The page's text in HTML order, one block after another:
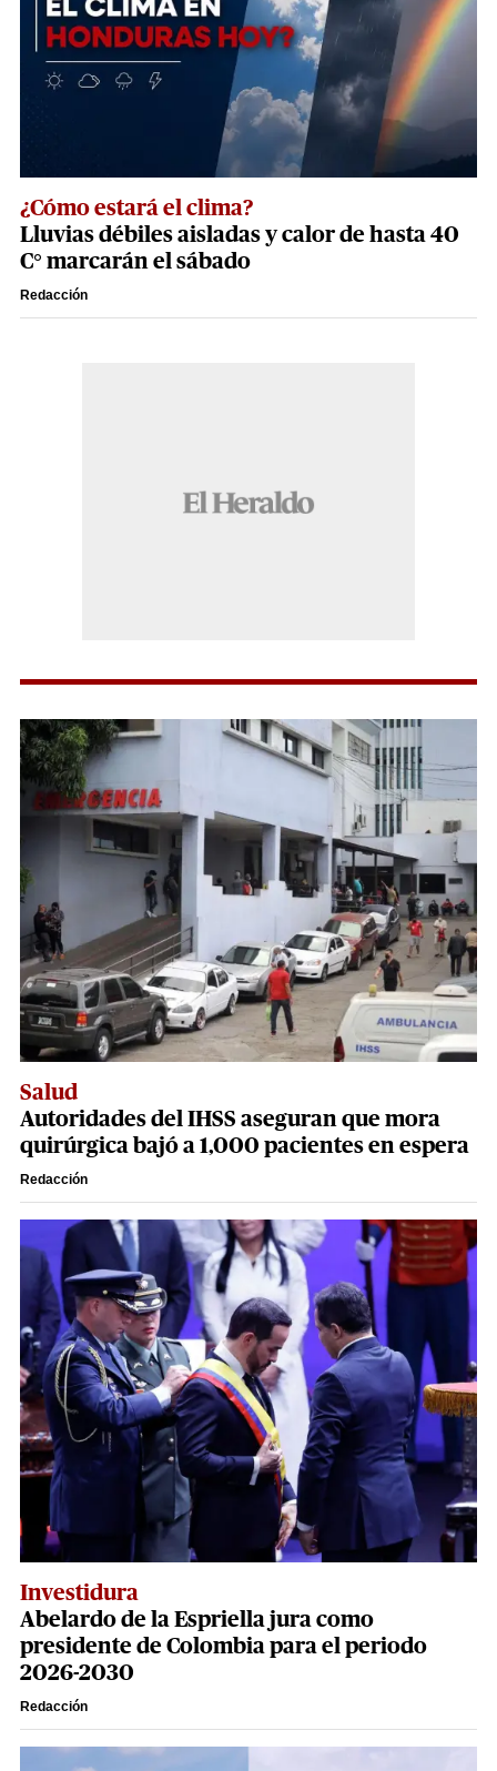
¿Cómo estará el clima?
Lluvias débiles aisladas y calor de hasta 40
C° marcarán el sábado
Redacción
Salud
Autoridades del IHSS aseguran que mora
quirúrgica bajó a 1,000 pacientes en espera
Redacción
Investidura
Abelardo de la Espriella jura como
presidente de Colombia para el periodo
2026-2030
Redacción